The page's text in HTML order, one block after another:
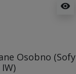
visibility
Osobno (Sofy
IW)